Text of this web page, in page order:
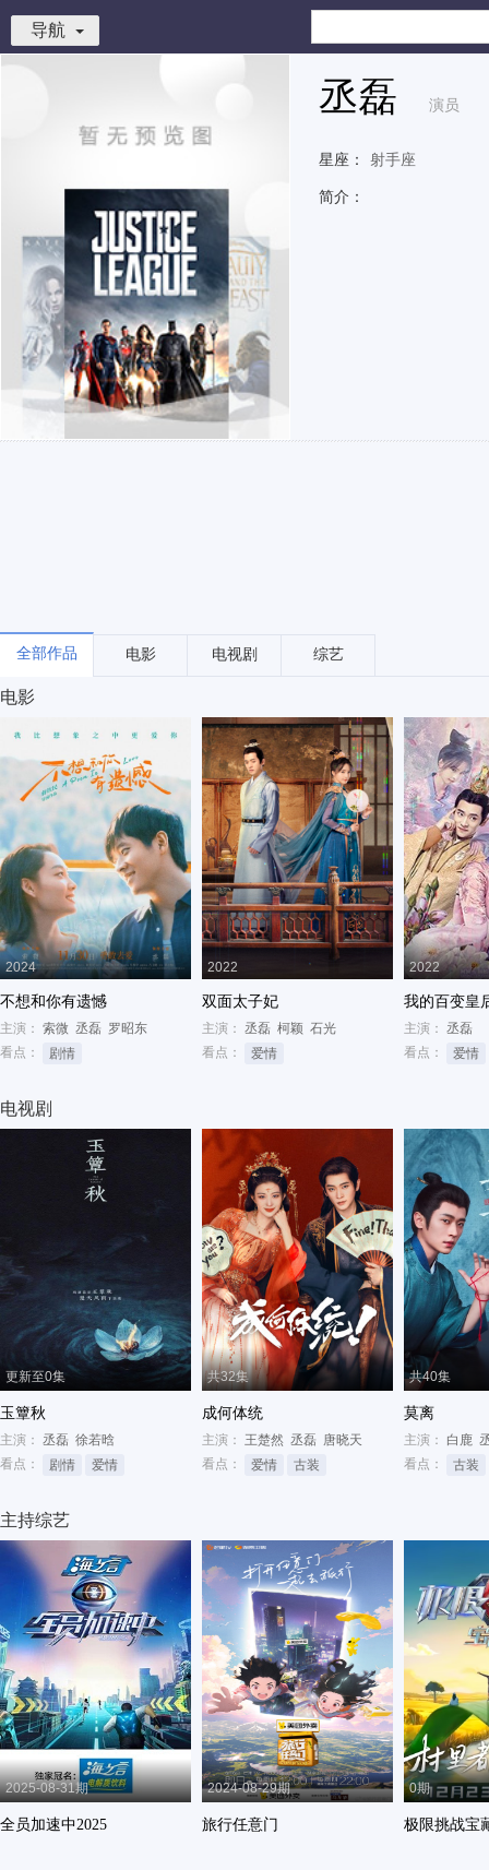
导航
丞磊 演员
星座： 射手座
简介：
全部作品 电影 电视剧 综艺
电影
2024
不想和你有遗憾
主演： 索微 丞磊 罗昭东
看点：
剧情
2022
双面太子妃
主演： 丞磊 柯颖 石光
看点：
爱情
2022
我的百变皇
主演： 丞磊
看点：
爱情
电视剧
更新至0集
玉簟秋
主演： 丞磊 徐若晗
看点：
剧情 爱情
共32集
成何体统
主演： 王楚然 丞磊 唐晓天
看点：
爱情 古装
共40集
莫离
主演： 白鹿
看点：
古装
主持综艺
2025-08-31期
全员加速中2025
2024-08-29期
旅行任意门
0期
极限挑战宝